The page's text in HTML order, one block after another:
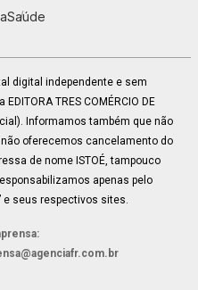
Saúde
digital independente e sem
TRES COMÉRCIO DE
Informamos também que não
oferecemos cancelamento do
de nome ISTOÉ, tampouco
apenas pelo
e seus respectivos sites.